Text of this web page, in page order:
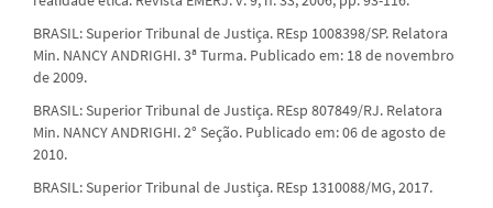
BRASIL: Superior Tribunal de Justiça. REsp 1008398/SP. Relatora
Min. NANCY ANDRIGHI. 3ª Turma. Publicado em: 18 de novembro
de 2009.
BRASIL: Superior Tribunal de Justiça. REsp 807849/RJ. Relatora
Min. NANCY ANDRIGHI. 2° Seção. Publicado em: 06 de agosto de
2010.
BRASIL: Superior Tribunal de Justiça. REsp 1310088/MG, 2017.